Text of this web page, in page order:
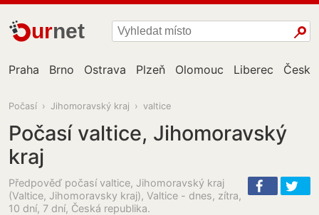
urnet
Praha Brno Ostrava Plzeň Olomouc Liberec
Počasí › Jihomoravský kraj › valtice
Počasí valtice, Jihomoravský
kraj
Předpověď počasí valtice, Jihomoravský kraj
(Valtice, Jihomoravsky kraj), Valtice - dnes, zítra,
10 dní, 7 dní, Česká republika.